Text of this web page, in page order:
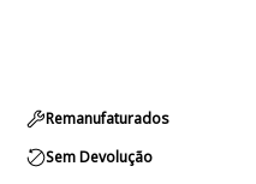
Remanufaturados
Sem Devolução